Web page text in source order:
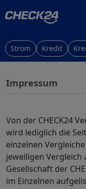
Strom Kredit
Impressum
Von der CHECK24
wird lediglich die
einzelnen
jeweiligen
Gesellschaft der
im Einzelnen